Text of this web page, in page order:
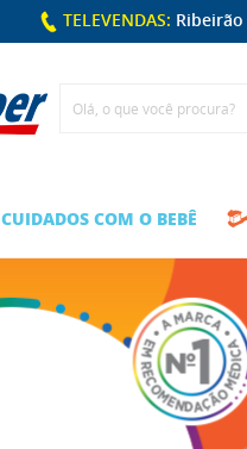
TELEVENDAS: Ribeirão
CUIDADOS COM O BEBÊ